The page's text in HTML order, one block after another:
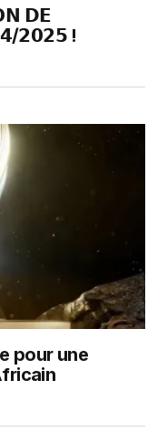
𝗗𝗘
𝟮𝟬𝟮𝟱 !
pour une